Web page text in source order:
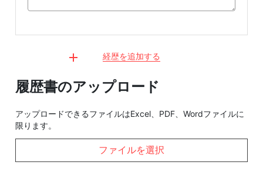
経歴を追加する
履歴書のアップロード
アップロードできるファイルはExcel、PDF、Wordファイルに
限ります。
ファイルを選択